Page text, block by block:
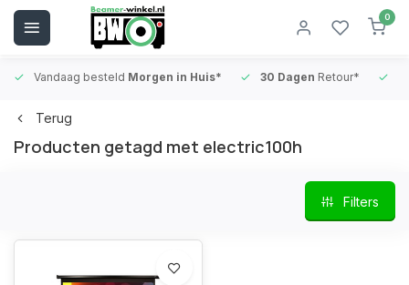
0
Vandaag besteld Morgen in Huis* 30 Dagen Retour*
Terug
Producten getagd met electric100h
Filters